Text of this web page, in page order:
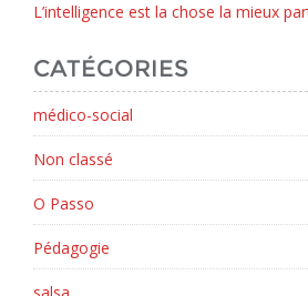
L’intelligence est la chose la mieux
CATÉGORIES
médico-social
Non classé
O Passo
Pédagogie